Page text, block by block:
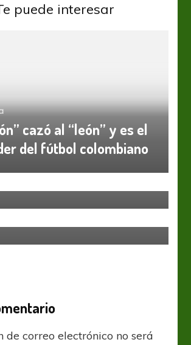
puede interesar
cazó al “león” y es el
del fútbol colombiano
de correo electrónico no será